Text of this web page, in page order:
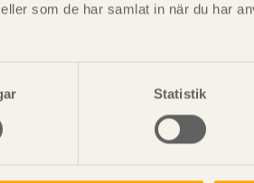
som de har samlat in när du har
Statistik
och deras